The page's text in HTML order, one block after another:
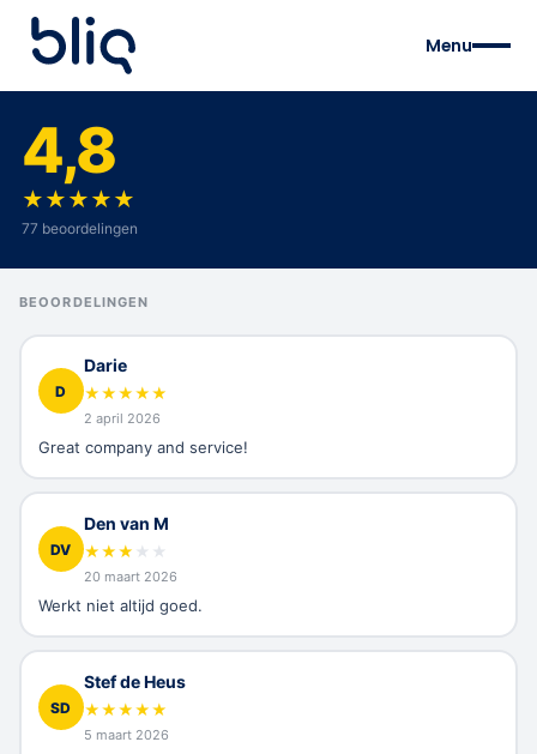
Menu
4,8
★★★★★
77 beoordelingen
BEOORDELINGEN
D
Darie
★★★★★
2 april 2026
Great company and service!
DV
Den van M
★★★ ★ ★
20 maart 2026
Werkt niet altijd goed.
SD
Stef de Heus
★★★★★
5 maart 2026